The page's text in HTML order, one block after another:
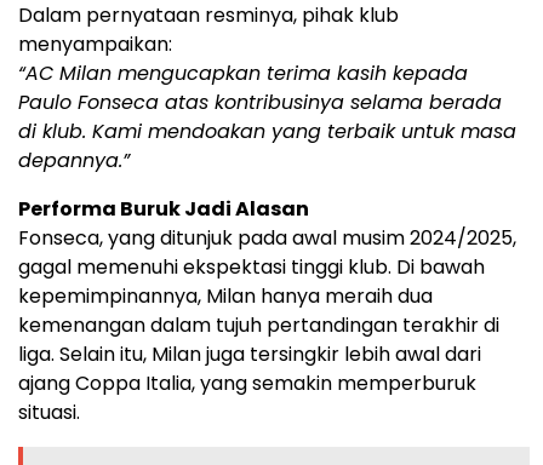
Dalam pernyataan resminya, pihak klub
menyampaikan:
“AC Milan mengucapkan terima kasih kepada
Paulo Fonseca atas kontribusinya selama berada
di klub. Kami mendoakan yang terbaik untuk masa
depannya.”
Performa Buruk Jadi Alasan
Fonseca, yang ditunjuk pada awal musim 2024/2025,
gagal memenuhi ekspektasi tinggi klub. Di bawah
kepemimpinannya, Milan hanya meraih dua
kemenangan dalam tujuh pertandingan terakhir di
liga. Selain itu, Milan juga tersingkir lebih awal dari
ajang Coppa Italia, yang semakin memperburuk
situasi.